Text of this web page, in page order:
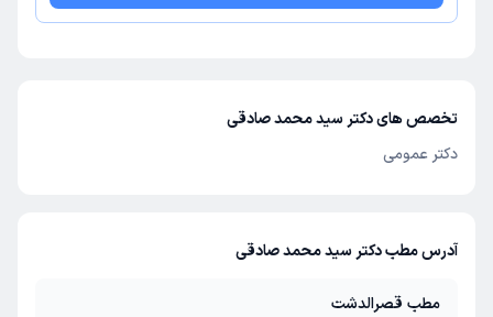
تخصص های دکتر سید محمد صادقی
دکتر عمومی
آدرس مطب دکتر سید محمد صادقی
مطب قصرالدشت